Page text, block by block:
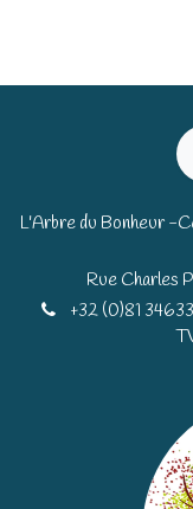
L'Arbre du Bonheur -
Rue Charles
+32 (0)81